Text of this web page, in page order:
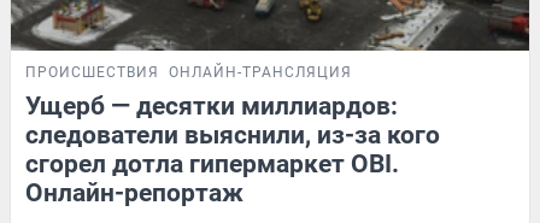
ПРОИСШЕСТВИЯ ОНЛАЙН-ТРАНСЛЯЦИЯ
Ущерб — десятки миллиардов:
следователи выяснили, из-за кого
сгорел дотла гипермаркет OBI.
Онлайн-репортаж